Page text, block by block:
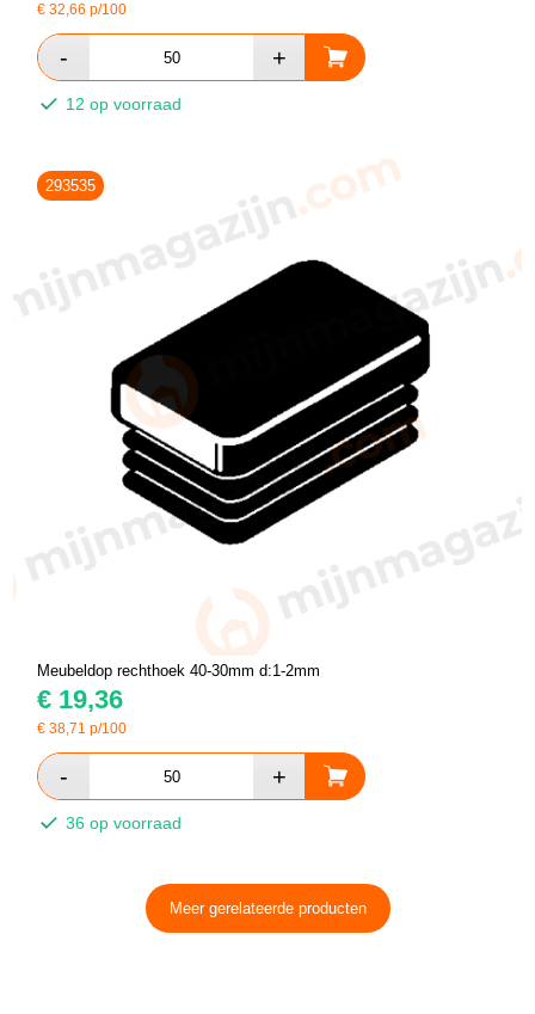
€32,66 p/100
12 op voorraad
293535
Meubeldop rechthoek 40-30mm d:1-2mm
€ 19,36
€38,71 p/100
36 op voorraad
Meer gerelateerde producten